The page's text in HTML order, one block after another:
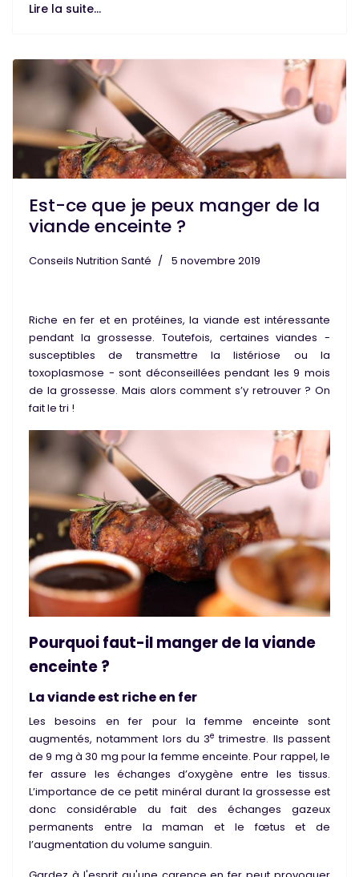
Lire la suite...
Est-ce que je peux manger de la
viande enceinte ?
Conseils Nutrition Santé 5 novembre 2019
Riche enfer et en protéines, la viande est intéressante
pendant lagrossesse. Toutefois, certaines viandes -
susceptibles de transmettre lalistériose ou la
toxoplasmose - sont déconseillées pendant les 9 mois
de la grossesse. Mais alors comment s’y retrouver ? On
fait le tri !
Pourquoi faut-il manger de la viande
enceinte ?
La viande est riche en fer
Les besoins en fer pour la femme enceinte sont
augmentés, notamment lors du 3e trimestre. Ils passent
de 9 mg à30 mg pour la femme enceinte. Pour rappel,le
fer assure les échanges d’oxygène entre les tissus.
L’importance de ce petit minéral durant la grossesse est
donc considérable du fait des échanges gazeux
permanents entre la maman et le fœtus et de
l’augmentation du volume sanguin.